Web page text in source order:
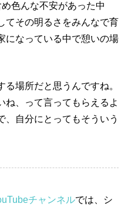
色んな不安があった中
てその明るさをみんなで育
になっている中で憩いの場
場所だと思うんですね。
ね、って言ってもらえるよ
、自分にとってもそういう
チャンネルでは、シ